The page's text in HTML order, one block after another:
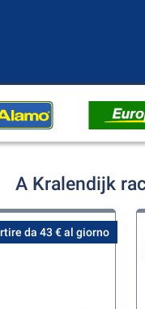
A Kralendijk
da 43 € al giorno